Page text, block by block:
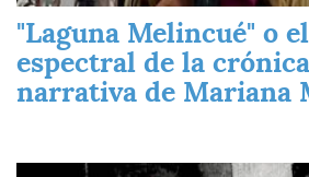
"Laguna Melincué" o
espectral de la
narrativa de Mariana